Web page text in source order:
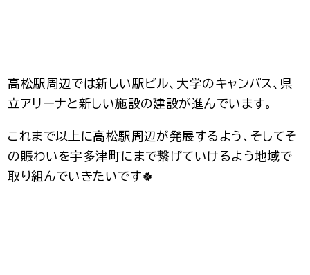
高松駅周辺では新しい駅ビル、大学のキャンパス、県
立アリーナと新しい施設の建設が進んでいます。
これまで以上に高松駅周辺が発展するよう、そしてそ
の賑わいを宇多津町にまで繋げていけるよう地域で
取り組んでいきたいです🍀